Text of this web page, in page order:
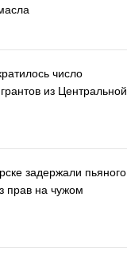
число
из Центральной
задержали пьяного
прав на чужом